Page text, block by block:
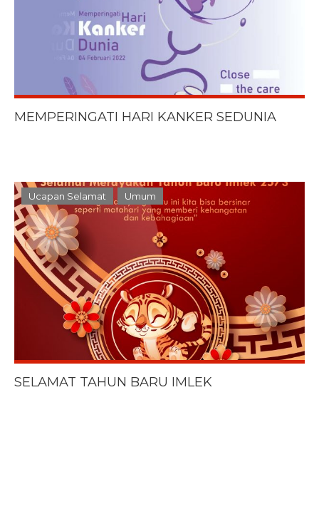
MEMPERINGATI HARI KANKER SEDUNIA
Ucapan Selamat Umum
SELAMAT TAHUN BARU IMLEK